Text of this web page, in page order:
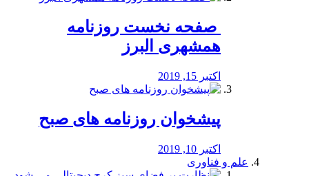
️ صفحه نخست روزنامه‌
همشهری البرز
اکتبر 15, 2019
پیشخوان روزنامه های صبح
اکتبر 10, 2019
علم و فناوری